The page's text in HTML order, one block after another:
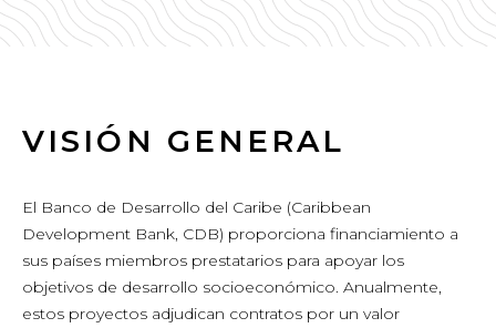
VISIÓN GENERAL
El Banco de Desarrollo del Caribe (Caribbean
Development Bank, CDB) proporciona financiamiento a
sus países miembros prestatarios para apoyar los
objetivos de desarrollo socioeconómico. Anualmente,
estos proyectos adjudican contratos por un valor